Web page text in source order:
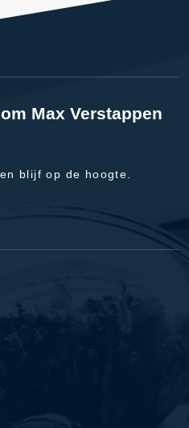
Max Verstappen
blijf op de hoogte.